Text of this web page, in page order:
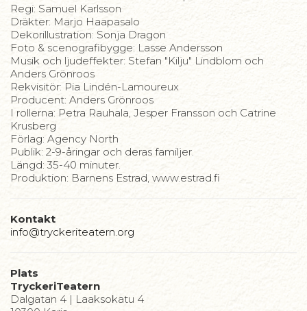
Regi: Samuel Karlsson
Dräkter: Marjo Haapasalo
Dekorillustration: Sonja Dragon
Foto & scenografibygge: Lasse Andersson
Musik och ljudeffekter: Stefan "Kilju" Lindblom och
Anders Grönroos
Rekvisitör: Pia Lindén-Lamoureux
Producent: Anders Grönroos
I rollerna: Petra Rauhala, Jesper Fransson och Catrine
Krusberg
Förlag: Agency North
Publik: 2-9-åringar och deras familjer.
Längd: 35-40 minuter.
Produktion: Barnens Estrad, www.estrad.fi
Kontakt
info@tryckeriteatern.org
Plats
TryckeriTeatern
Dalgatan 4 | Laaksokatu 4